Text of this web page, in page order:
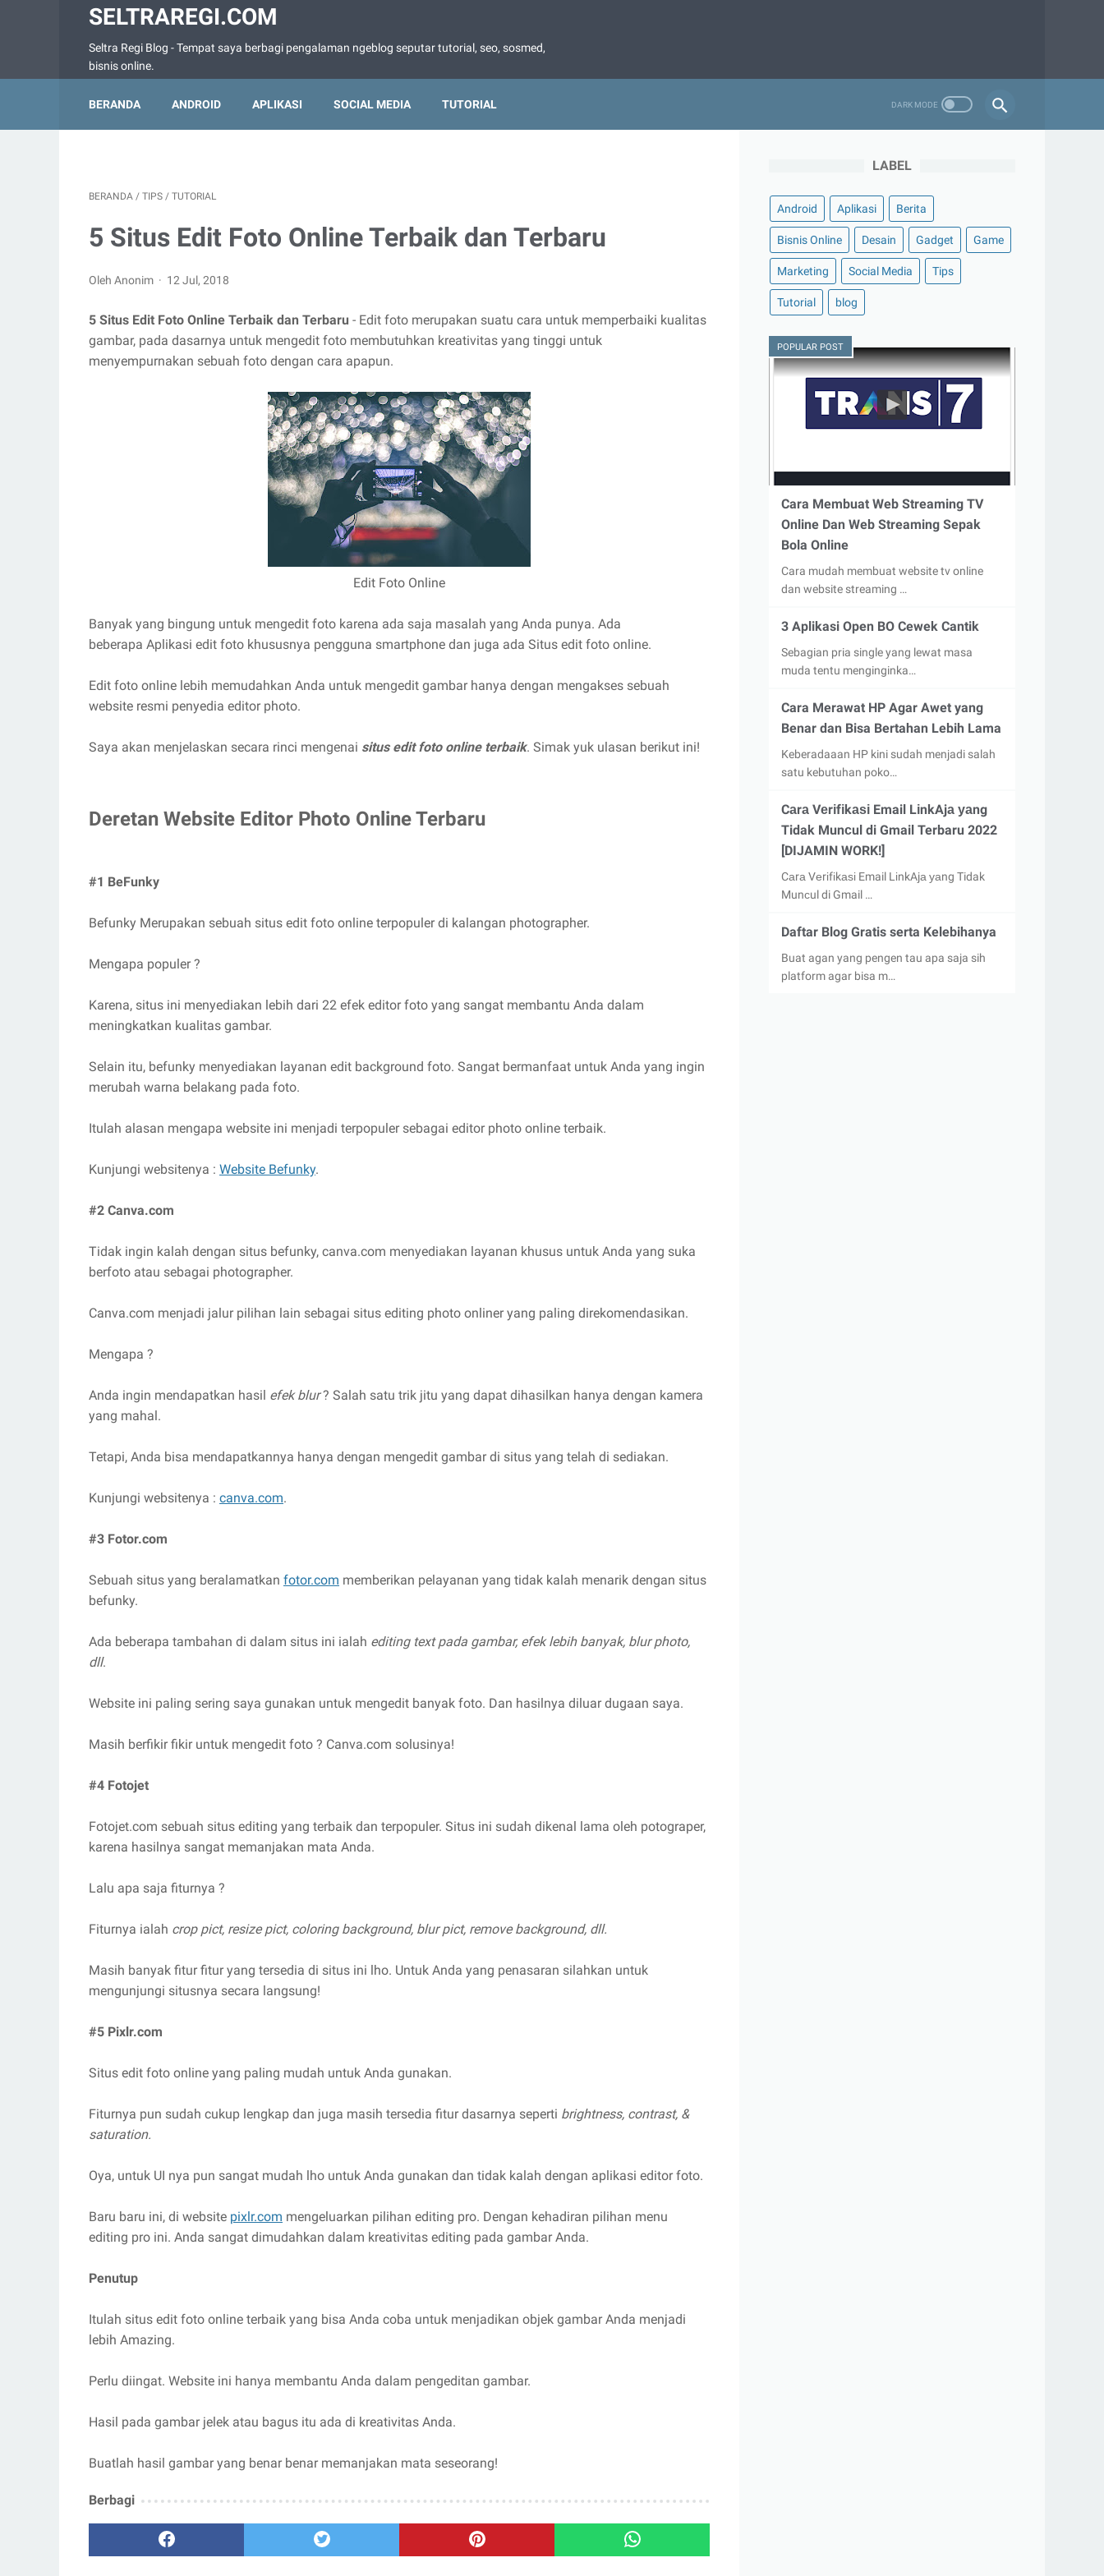
SELTRAREGI.COM
Seltra Regi Blog - Tempat saya berbagi pengalaman ngeblog seputar tutorial, seo, sosmed,
bisnis online.
BERANDA ANDROID APLIKASI SOCIAL MEDIA TUTORIAL
BERANDA / TIPS / TUTORIAL
5 Situs Edit Foto Online Terbaik dan Terbaru
Oleh Anonim 12 Jul, 2018
5 Situs Edit Foto Online Terbaik dan Terbaru - Edit foto merupakan suatu cara untuk memperbaiki kualitas
gambar, pada dasarnya untuk mengedit foto membutuhkan kreativitas yang tinggi untuk
menyempurnakan sebuah foto dengan cara apapun.
Edit Foto Online
Banyak yang bingung untuk mengedit foto karena ada saja masalah yang Anda punya. Ada
beberapa Aplikasi edit foto khususnya pengguna smartphone dan juga ada Situs edit foto online.
Edit foto online lebih memudahkan Anda untuk mengedit gambar hanya dengan mengakses sebuah
website resmi penyedia editor photo.
Saya akan menjelaskan secara rinci mengenai situs edit foto online terbaik. Simak yuk ulasan berikut ini!
Deretan Website Editor Photo Online Terbaru
#1 BeFunky
Befunky Merupakan sebuah situs edit foto online terpopuler di kalangan photographer.
Mengapa populer ?
Karena, situs ini menyediakan lebih dari 22 efek editor foto yang sangat membantu Anda dalam
meningkatkan kualitas gambar.
Selain itu, befunky menyediakan layanan edit background foto. Sangat bermanfaat untuk Anda yang ingin
merubah warna belakang pada foto.
Itulah alasan mengapa website ini menjadi terpopuler sebagai editor photo online terbaik.
Kunjungi websitenya : Website Befunky.
#2 Canva.com
Tidak ingin kalah dengan situs befunky, canva.com menyediakan layanan khusus untuk Anda yang suka
berfoto atau sebagai photographer.
Canva.com menjadi jalur pilihan lain sebagai situs editing photo onliner yang paling direkomendasikan.
Mengapa ?
Anda ingin mendapatkan hasil efek blur? Salah satu trik jitu yang dapat dihasilkan hanya dengan kamera
yang mahal.
Tetapi, Anda bisa mendapatkannya hanya dengan mengedit gambar di situs yang telah di sediakan.
Kunjungi websitenya : canva.com.
#3 Fotor.com
Sebuah situs yang beralamatkan fotor.com memberikan pelayanan yang tidak kalah menarik dengan situs
befunky.
Ada beberapa tambahan di dalam situs ini ialah editing text pada gambar, efek lebih banyak, blur photo,
dll.
Website ini paling sering saya gunakan untuk mengedit banyak foto. Dan hasilnya diluar dugaan saya.
Masih berfikir fikir untuk mengedit foto ? Canva.com solusinya!
#4 Fotojet
Fotojet.com sebuah situs editing yang terbaik dan terpopuler. Situs ini sudah dikenal lama oleh potograper,
karena hasilnya sangat memanjakan mata Anda.
Lalu apa saja fiturnya ?
Fiturnya ialah crop pict, resize pict, coloring background, blur pict, remove background, dll.
Masih banyak fitur fitur yang tersedia di situs ini lho. Untuk Anda yang penasaran silahkan untuk
mengunjungi situsnya secara langsung!
#5 Pixlr.com
Situs edit foto online yang paling mudah untuk Anda gunakan.
Fiturnya pun sudah cukup lengkap dan juga masih tersedia fitur dasarnya seperti brightness, contrast, &
saturation.
Oya, untuk UI nya pun sangat mudah lho untuk Anda gunakan dan tidak kalah dengan aplikasi editor foto.
Baru baru ini, di website pixlr.com mengeluarkan pilihan editing pro. Dengan kehadiran pilihan menu
editing pro ini. Anda sangat dimudahkan dalam kreativitas editing pada gambar Anda.
Penutup
Itulah situs edit foto online terbaik yang bisa Anda coba untuk menjadikan objek gambar Anda menjadi
lebih Amazing.
Perlu diingat. Website ini hanya membantu Anda dalam pengeditan gambar.
Hasil pada gambar jelek atau bagus itu ada di kreativitas Anda.
Buatlah hasil gambar yang benar benar memanjakan mata seseorang!
Berbagi
LABEL
Android Aplikasi Berita
Bisnis Online Desain Gadget Game
Marketing Social Media Tips
Tutorial blog
POPULAR POST
Cara Membuat Web Streaming TV
Online Dan Web Streaming Sepak
Bola Online
Cara mudah membuat website tv online
dan website streaming …
3 Aplikasi Open BO Cewek Cantik
Sebagian pria single yang lewat masa
muda tentu menginginka…
Cara Merawat HP Agar Awet yang
Benar dan Bisa Bertahan Lebih Lama
Keberadaaan HP kini sudah menjadi salah
satu kebutuhan poko…
Cаrа Vеrіfіkаѕі Email LіnkAjа уаng
Tidak Munсul di Gmail Terbaru 2022
[DIJAMIN WORK!]
Cаrа Vеrіfіkаѕі Email LіnkAjа уаng Tidak
Munсul di Gmail …
Daftar Blog Gratis serta Kelebihanya
Buat agan yang pengen tau apa saja sih
platform agar bisa m…